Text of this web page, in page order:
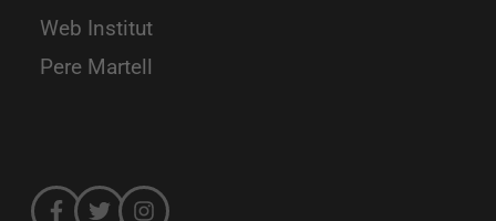
Web Institut
Pere Martell